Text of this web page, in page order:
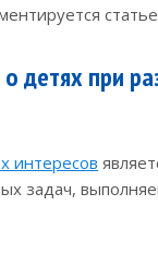
детях при
интересов
задач,